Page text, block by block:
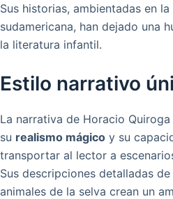
Sus historias, ambientadas en
sudamericana, han dejado una
la literatura infantil.
Estilo narrativo
La narrativa de Horacio
su realismo mágico y su
transportar al lector a
Sus descripciones detalladas
animales de la selva crean un